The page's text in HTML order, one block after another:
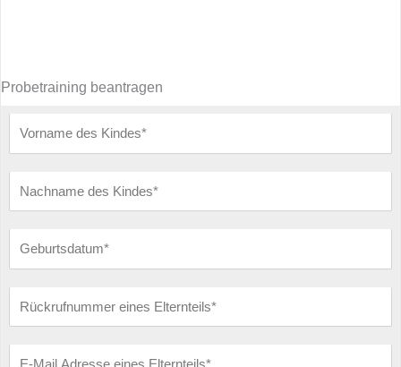
Probetraining beantragen
Vorname
des
Nachname
des
Geburtsdatum
Rückrufnummer
eines
E-